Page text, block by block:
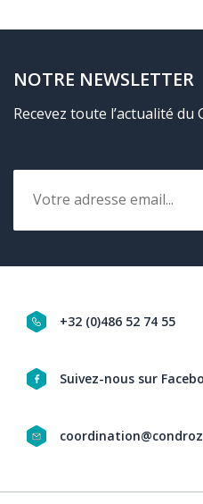
NOTRE NEWSLETTER
Recevez toute l’actualité
Email
Navigation
&
+32 (0)486 52 74 55
Suivez-nous sur